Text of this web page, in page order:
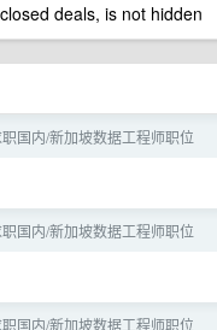
deals, is not hidden
国内/新加坡数据工程师职位
国内/新加坡数据工程师职位
国内/新加坡数据工程师职位